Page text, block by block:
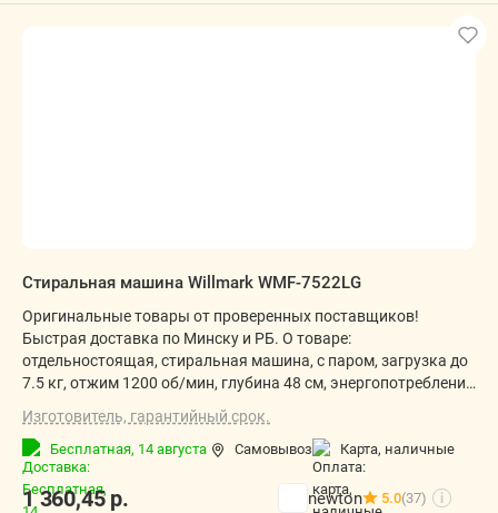
Стиральная машина Willmark WMF-7522LG
Оригинальные товары от проверенных поставщиков!
Быстрая доставка по Минску и РБ. О товаре:
отдельностоящая, стиральная машина, с паром, загрузка до
7.5 кг, отжим 1200 об/мин, глубина 48 см, энергопотребление
Изготовитель, гарантийный срок.
Бесплатная, 14 августа Самовывоз карта, наличные
1 360,45р. newton 5.0(37) i